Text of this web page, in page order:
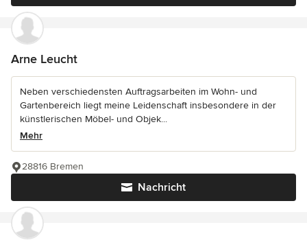
Arne Leucht
Neben verschiedensten Auftragsarbeiten im Wohn- und
Gartenbereich liegt meine Leidenschaft insbesondere in der
künstlerischen Möbel- und Objek...
Mehr
Nachricht
28816 Bremen